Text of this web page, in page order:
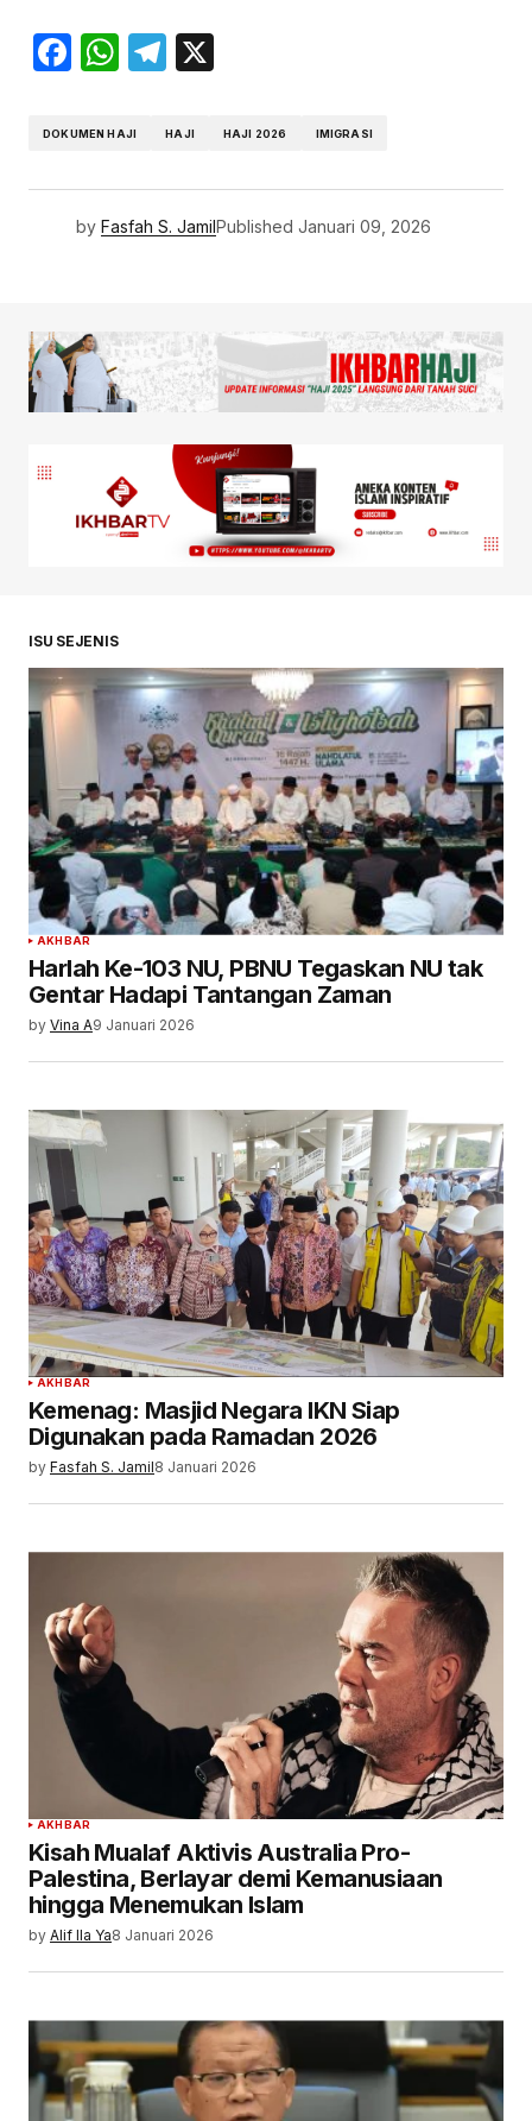
Facebook
WhatsApp
Telegram
DOKUMEN HAJI HAJI HAJI 2026 IMIGRASI
by Fasfah S. Jamil Published Januari 09, 2026
ISU SEJENIS
AKHBAR
Harlah Ke-103 NU, PBNU Tegaskan NU tak
Gentar Hadapi Tantangan Zaman
by Vina A9 Januari 2026
AKHBAR
Kemenag: Masjid Negara IKN Siap
Digunakan pada Ramadan 2026
by Fasfah S. Jamil8 Januari 2026
AKHBAR
Kisah Mualaf Aktivis Australia Pro-
Palestina, Berlayar demi Kemanusiaan
hingga Menemukan Islam
by Alif Ila Ya8 Januari 2026